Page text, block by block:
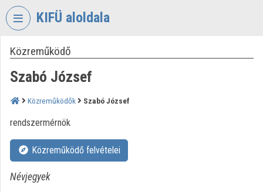
Fejléc kihagyása
KIFÜ aloldala
VIDEOTORIUM
KORMÁNYZATI
INFORMATIKAI
ÜGYNÖKSÉG
Intézményi kezdőlap
Bejelentkezés
Közreműködő
Szabó József
Közreműködők Szabó József
rendszermérnök
Közreműködő felvételei
Névjegyek